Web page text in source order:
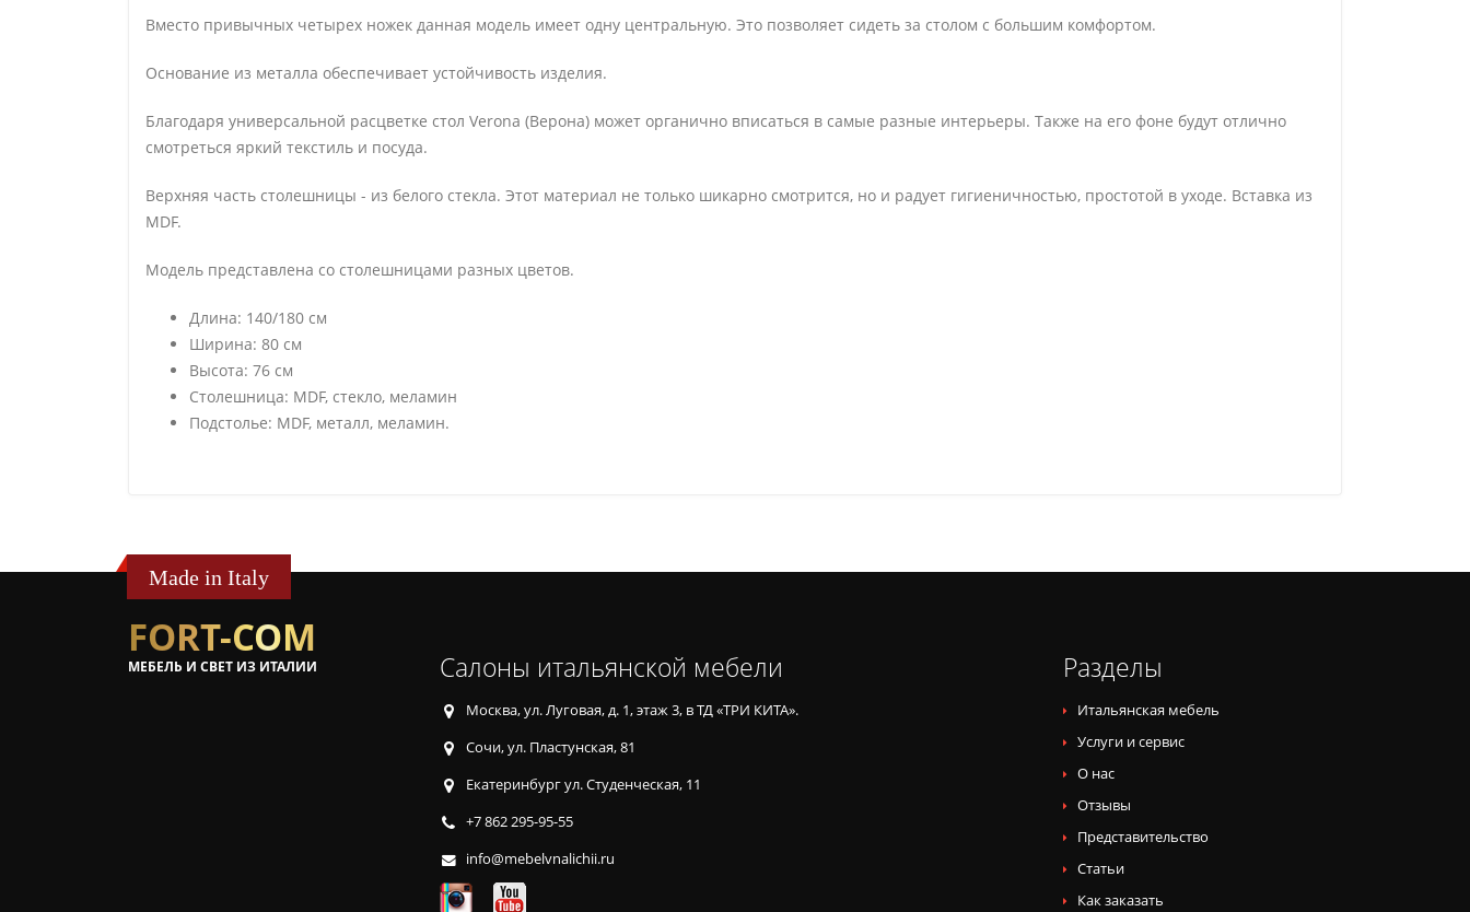
Вместо привычных четырех ножек данная модель имеет одну центральную. Это позволяет сидеть за столом с большим комфортом.
Основание из металла обеспечивает устойчивость изделия.
Благодаря универсальной расцветке стол Verona (Верона) может органично вписаться в самые разные интерьеры. Также на его фоне будут отлично
смотреться яркий текстиль и посуда.
Верхняя часть столешницы - из белого стекла. Этот материал не только шикарно смотрится, но и радует гигиеничностью, простотой в уходе. Вставка из
MDF.
Модель представлена со столешницами разных цветов.
Длина: 140/180 см
Ширина: 80 см
Высота: 76 см
Столешница: MDF, стекло, меламин
Подстолье: MDF, металл, меламин.
Made in Italy
FORT-COM
МЕБЕЛЬ И СВЕТ ИЗ ИТАЛИИ Салоны итальянской мебели
Москва, ул. Луговая, д. 1, этаж 3, в ТД «ТРИ КИТА».
Сочи, ул. Пластунская, 81
Екатеринбург ул. Студенческая, 11
+7 862 295-95-55
info@mebelvnalichii.ru
Разделы
Итальянская мебель
Услуги и сервис
О нас
Отзывы
Представительство
Статьи
Как заказать